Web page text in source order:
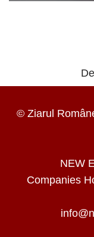
© Ziarul
NEW
Companies